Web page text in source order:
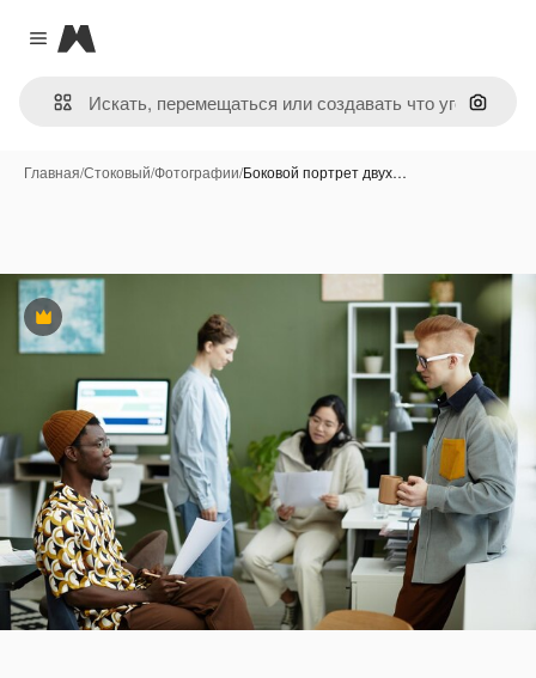
Close menu
Magnific
Поиск
Главная/Стоковый/Фотографии/Боковой портрет двух…
Премиум